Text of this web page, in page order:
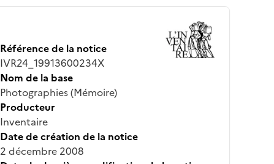
Référence de la notice
IVR24_19913600234X
Nom de la base
Photographies (Mémoire)
Producteur
Inventaire
Date de création de la notice
2 décembre 2008